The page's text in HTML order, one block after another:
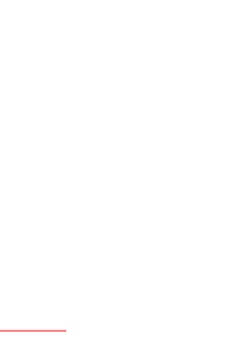
換ができる「同期ルーム」も